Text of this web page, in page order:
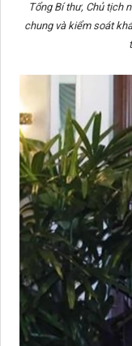
Tổng Bí thư, Chủ tịch
chung và kiểm soát